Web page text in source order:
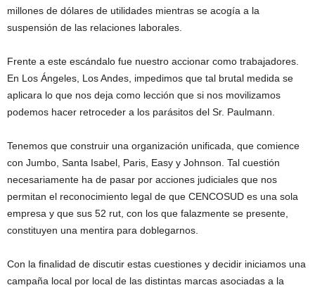
millones de dólares de utilidades mientras se acogía a la
suspensión de las relaciones laborales.
Frente a este escándalo fue nuestro accionar como trabajadores.
En Los Ángeles, Los Andes, impedimos que tal brutal medida se
aplicara lo que nos deja como lección que si nos movilizamos
podemos hacer retroceder a los parásitos del Sr. Paulmann.
Tenemos que construir una organización unificada, que comience
con Jumbo, Santa Isabel, Paris, Easy y Johnson. Tal cuestión
necesariamente ha de pasar por acciones judiciales que nos
permitan el reconocimiento legal de que CENCOSUD es una sola
empresa y que sus 52 rut, con los que falazmente se presente,
constituyen una mentira para doblegarnos.
Con la finalidad de discutir estas cuestiones y decidir iniciamos una
campaña local por local de las distintas marcas asociadas a la